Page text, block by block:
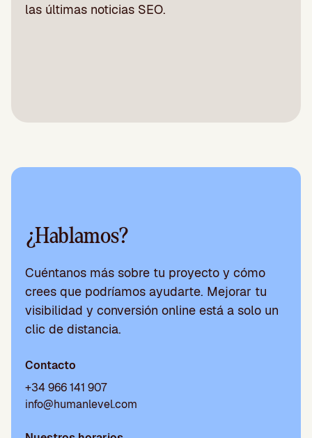
las últimas noticias SEO.
¿Hablamos?
Cuéntanos más sobre tu proyecto y cómo
crees que podríamos ayudarte. Mejorar tu
visibilidad y conversión online está a solo un
clic de distancia.
Contacto
+34 966 141 907
info@humanlevel.com